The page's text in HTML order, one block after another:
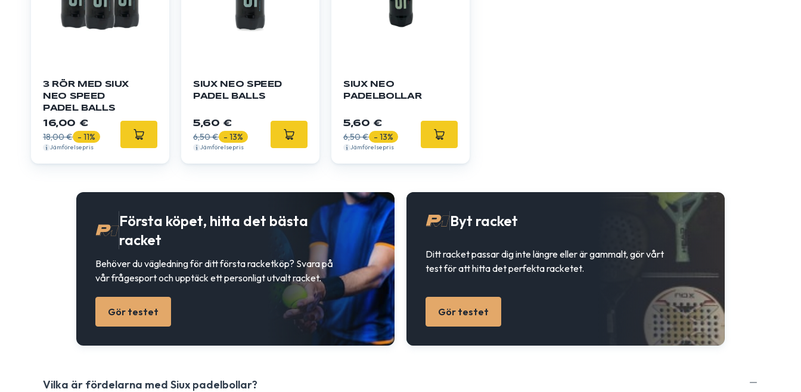
3 RÖR MED SIUX
NEO SPEED ​​​​
PADEL BALLS
16,00 €
18,00 € - 11%
Jämförelsepris
SIUX NEO SPEED ​​​​
PADEL BALLS
5,60 €
6,50 € - 13%
Jämförelsepris
SIUX NEO
PADELBOLLAR
5,60 €
6,50 € - 13%
Jämförelsepris
Första köpet, hitta det bästa
racket
Behöver du vägledning för ditt första racketköp? Svara på
vår frågesport och upptäck ett personligt utvalt racket.
Gör testet
Byt racket
Ditt racket passar dig inte längre eller är gammalt, gör vårt
test för att hitta det perfekta racketet.
Gör testet
Vilka är fördelarna med Siux padelbollar?